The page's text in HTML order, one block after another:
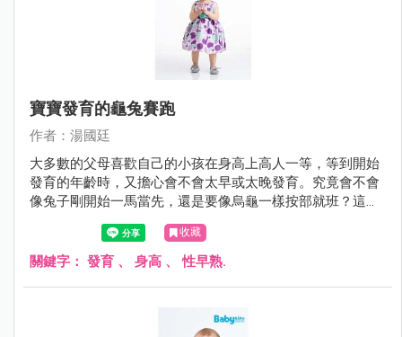
寶寶發育的龜兔賽跑
作者：湯國廷
大多數的父母喜歡自己的小孩在身高上高人一等，等到開始
發育的年齡時，又擔心會不會太早或太晚發育。究竟會不會
像兔子剛開始一馬當先，還是要像烏龜一樣按部就班？這個
問題時常困擾著父母。
收藏
關鍵字： 發育 、 身高 、性早熟.